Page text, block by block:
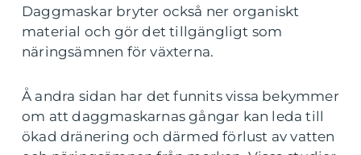
Daggmaskar bryter också ner organiskt
material och gör det tillgängligt som
näringsämnen för växterna.
Å andra sidan har det funnits vissa bekymmer
om att daggmaskarnas gångar kan leda till
ökad dränering och därmed förlust av vatten